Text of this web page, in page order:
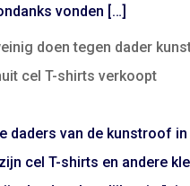
vonden […]
doen tegen dader
cel T-shirts verkoopt
daders van de kunstroof in
cel T-shirts en andere